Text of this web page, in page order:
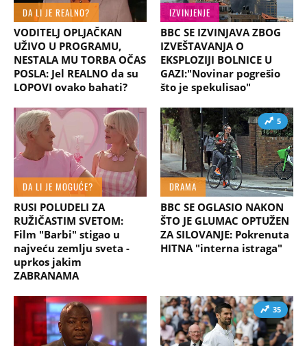
DA LI JE REALNO?
VODITELJ OPLJAČKAN
UŽIVO U PROGRAMU,
NESTALA MU TORBA OČAS
POSLA: Jel REALNO da su
LOPOVI ovako bahati?
IZVINJENJE
BBC SE IZVINJAVA ZBOG
IZVEŠTAVANJA O
EKSPLOZIJI BOLNICE U
GAZI:"Novinar pogrešio
što je spekulisao"
DA LI JE MOGUĆE?
RUSI POLUDELI ZA
RUŽIČASTIM SVETOM:
Film "Barbi" stigao u
najveću zemlju sveta -
uprkos jakim
ZABRANAMA
5
DRAMA
BBC SE OGLASIO NAKON
ŠTO JE GLUMAC OPTUŽEN
ZA SILOVANJE: Pokrenuta
HITNA "interna istraga"
35